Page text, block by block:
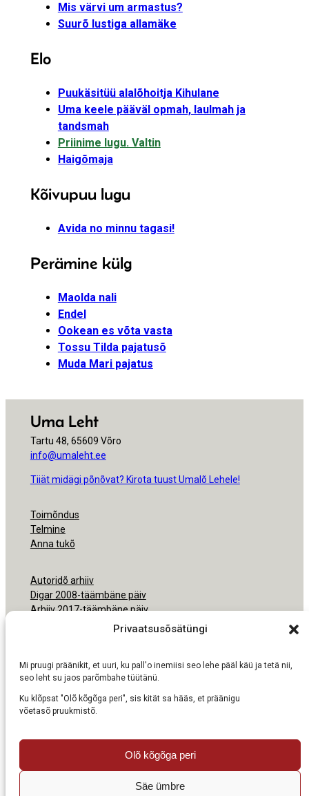
Privaatsusõsätüngi
Mi pruugi präänikit, et uuri, ku pall'o inemiisi seo lehe pääl käü ja tetä nii,
seo leht su jaos parõmbahe tüütänü.
Ku klõpsat "Olõ kõgõga peri", sis kität sa hääs, et präänigu
võetasõ pruukmistõ.
Olõ kõgõga peri
Säe ümbre
Mis värvi um armastus?
Suurõ lustiga allamäke
Elo
Puukäsitüü alalõhoitja Kihulane
Uma keele pääväl opmah, laulmah ja
tandsmah
Priinime lugu. Valtin
Haigõmaja
Kõivupuu lugu
Avida no minnu tagasi!
Perämine külg
Maolda nali
Endel
Ookean es võta vasta
Tossu Tilda pajatusõ
Muda Mari pajatus
Uma Leht
Tartu 48, 65609 Võro
info@umaleht.ee
Tiiät midägi põnõvat? Kirota tuust Umalõ Lehele!
Toimõndus
Telmine
Anna tukõ
Autoridõ arhiiv
Digar 2008-täämbäne päiv
Arhiiv 2017-täämbäne päiv
Ligipäsemine
Nõudmisõ pruukmisõs